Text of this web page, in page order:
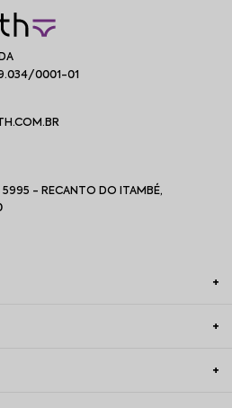
0001-01
5995 - RECANTO DO ITAMBÉ,